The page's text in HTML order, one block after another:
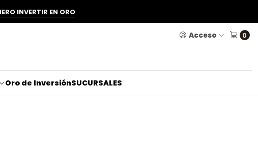
Acceso 0
Oro de InversiónSUCURSALES
INVERTIR EN ORO